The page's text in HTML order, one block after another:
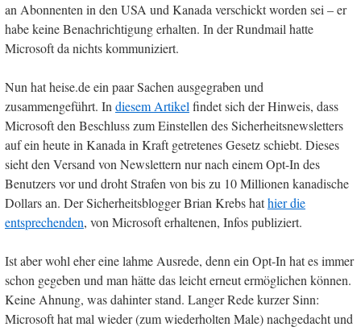
an Abonnenten in den USA und Kanada verschickt worden sei – er
habe keine Benachrichtigung erhalten. In der Rundmail hatte
Microsoft da nichts kommuniziert.
Nun hat heise.de ein paar Sachen ausgegraben und
zusammengeführt. Indiesem Artikelfindet sich der Hinweis, dass
Microsoft den Beschluss zum Einstellen des Sicherheitsnewsletters
auf ein heute in Kanada in Kraft getretenes Gesetz schiebt. Dieses
sieht den Versand von Newslettern nur nach einem Opt-In des
Benutzers vor und droht Strafen von bis zu 10 Millionen kanadische
Dollars an. Der Sicherheitsblogger Brian Krebs hathier die
entsprechenden, von Microsoft erhaltenen, Infos publiziert.
Ist aber wohl eher eine lahme Ausrede, denn ein Opt-In hat es immer
schon gegeben und man hätte das leicht erneut ermöglichen können.
Keine Ahnung, was dahinter stand. Langer Rede kurzer Sinn:
Microsoft hat mal wieder (zum wiederholten Male) nachgedacht und